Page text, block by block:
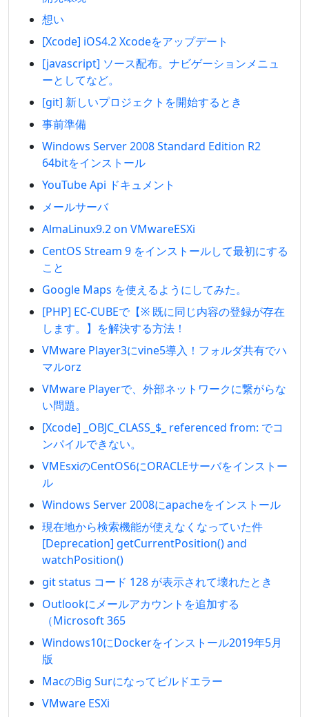
想い
[Xcode] iOS4.2 Xcodeをアップデート
[javascript] ソース配布。ナビゲーションメニュ
ーとしてなど。
[git] 新しいプロジェクトを開始するとき
事前準備
Windows Server 2008 Standard Edition R2
64bitをインストール
YouTube Api ドキュメント
メールサーバ
AlmaLinux9.2 on VMwareESXi
CentOS Stream 9 をインストールして最初にする
こと
Google Maps を使えるようにしてみた。
[PHP] EC-CUBEで【※ 既に同じ内容の登録が存在
します。】を解決する方法！
VMware Player3にvine5導入！フォルダ共有でハ
マルorz
VMware Playerで、外部ネットワークに繋がらな
い問題。
[Xcode] _OBJC_CLASS_$_ referenced from: でコ
ンパイルできない。
VMEsxiのCentOS6にORACLEサーバをインストー
ル
Windows Server 2008にapacheをインストール
現在地から検索機能が使えなくなっていた件
[Deprecation] getCurrentPosition() and
watchPosition()
git status コード 128 が表示されて壊れたとき
Outlookにメールアカウントを追加する
（Microsoft 365
Windows10にDockerをインストール2019年5月
版
MacのBig Surになってビルドエラー
VMware ESXi